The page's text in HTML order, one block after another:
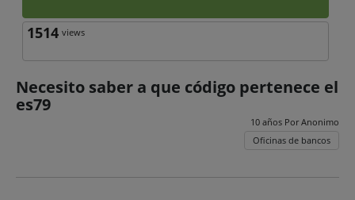
1514 views
Necesito saber a que código pertenece el
es79
10 años PorAnonimo
Oficinas de bancos